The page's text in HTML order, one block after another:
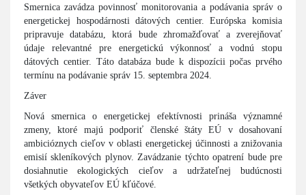
Smernica zavádza povinnosť monitorovania a podávania správ o
energetickej hospodárnosti dátových centier. Európska komisia
pripravuje databázu, ktorá bude zhromažďovať a zverejňovať
údaje relevantné pre energetickú výkonnosť a vodnú stopu
dátových centier. Táto databáza bude k dispozícii počas prvého
termínu na podávanie správ 15. septembra 2024.
Záver
Nová smernica o energetickej efektívnosti prináša významné
zmeny, ktoré majú podporiť členské štáty EÚ v dosahovaní
ambicióznych cieľov v oblasti energetickej účinnosti a znižovania
emisií skleníkových plynov. Zavádzanie týchto opatrení bude pre
dosiahnutie ekologických cieľov a udržateľnej budúcnosti
všetkých obyvateľov EÚ kľúčové.